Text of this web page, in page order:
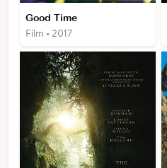
Good Time
Film • 2017